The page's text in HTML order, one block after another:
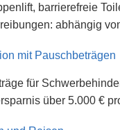
barrierefreie
abhängig
mit Pauschbeträgen
für
über 5.000 €